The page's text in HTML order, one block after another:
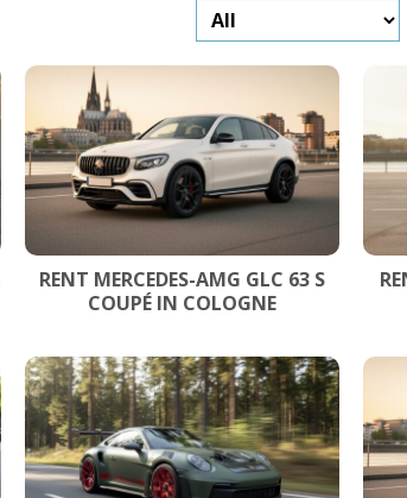
RENT MERCEDES-AMG GLC 63 S
COUPÉ IN COLOGNE